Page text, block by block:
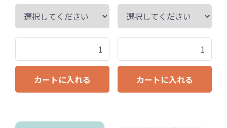
カートに入れる カートに入れる